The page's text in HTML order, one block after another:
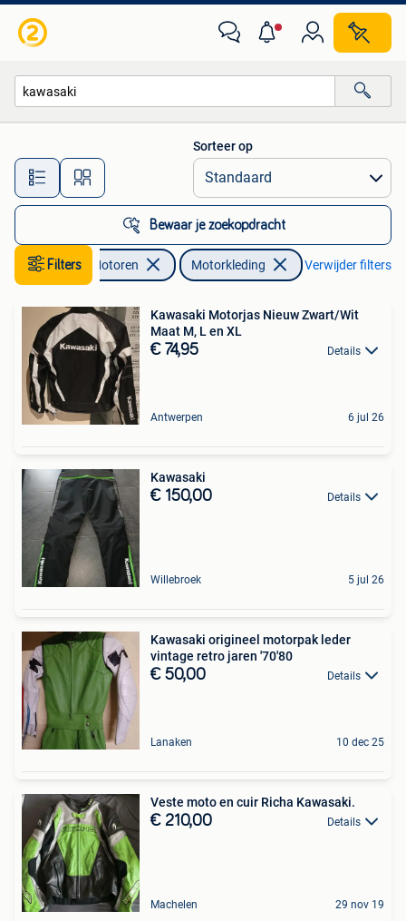
Alle afstanden…
Sorteer op
Bewaar je zoekopdracht
Filters Motoren Motorkleding Verwijder filters
Kawasaki Motorjas Nieuw Zwart/Wit
Maat M, L en XL
€ 74,95 Details
Antwerpen 6 jul 26
Kawasaki
€ 150,00 Details
Willebroek 5 jul 26
Kawasaki origineel motorpak leder
vintage retro jaren '70'80
€ 50,00 Details
Lanaken 10 dec 25
Veste moto en cuir Richa Kawasaki.
€ 210,00 Details
Machelen 29 nov 19